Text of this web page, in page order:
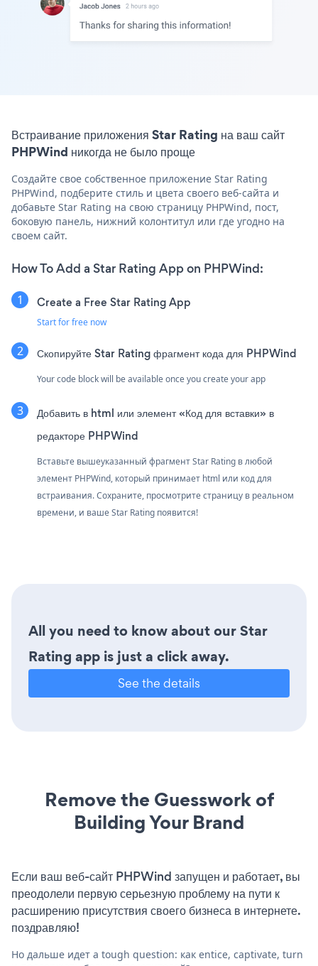
Встраивание приложения Star Rating на ваш сайт
PHPWind никогда не было проще
Создайте свое собственное приложение Star Rating
PHPWind, подберите стиль и цвета своего веб-сайта и
добавьте Star Rating на свою страницу PHPWind, пост,
боковую панель, нижний колонтитул или где угодно на
своем сайт.
How To Add a Star Rating App on PHPWind:
Create a Free Star Rating App
Start for free now
Скопируйте Star Rating фрагмент кода для PHPWind
Your code block will be available once you create your app
Добавить в html или элемент «Код для вставки» в
редакторе PHPWind
Вставьте вышеуказанный фрагмент Star Rating в любой
элемент PHPWind, который принимает html или код для
встраивания. Сохраните, просмотрите страницу в реальном
времени, и ваше Star Rating появится!
All you need to know about our Star
Rating app is just a click away.
See the details
Remove the Guesswork of
Building Your Brand
Если ваш веб-сайт PHPWind запущен и работает, вы
преодолели первую серьезную проблему на пути к
расширению присутствия своего бизнеса в интернете.
поздравляю!
Но дальше идет a tough question: как entice, captivate, turn